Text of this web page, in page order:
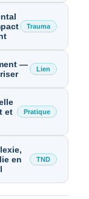
Trauma
—
Lien
et
Pratique
en
TND